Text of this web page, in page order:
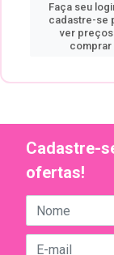
Faça seu
cadastre-se
ver preços
comprar
Cadastre-
ofertas!